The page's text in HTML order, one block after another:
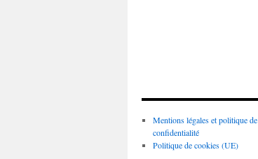
Mentions légales et politique de
confidentialité
Politique de cookies (UE)